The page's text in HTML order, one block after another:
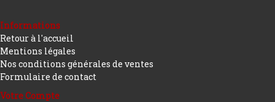
Informations
Retour à l'accueil
Mentions légales
Nos conditions générales de ventes
Formulaire de contact
Votre Compte